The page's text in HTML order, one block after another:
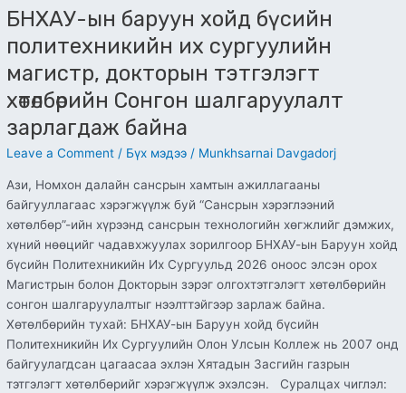
БНХАУ-ын баруун хойд бүсийн
политехникийн их сургуулийн
магистр, докторын тэтгэлэгт
хөтөлбөрийн Сонгон шалгаруулалт
зарлагдаж байна
Leave a Comment / Бүх мэдээ / Munkhsarnai Davgadorj
Ази, Номхон далайн сансрын хамтын ажиллагааны
байгууллагаас хэрэгжүүлж буй “Сансрын хэрэглээний
хөтөлбөр”-ийн хүрээнд сансрын технологийн хөгжлийг дэмжих,
хүний нөөцийг чадавхжуулах зорилгоор БНХАУ-ын Баруун хойд
бүсийн Политехникийн Их Сургуульд 2026 оноос элсэн орох
Магистрын болон Докторын зэрэг олгохтэтгэлэгт хөтөлбөрийн
сонгон шалгаруулалтыг нээлттэйгээр зарлаж байна.
Хөтөлбөрийн тухай: БНХАУ-ын Баруун хойд бүсийн
Политехникийн Их Сургуулийн Олон Улсын Коллеж нь 2007 онд
байгуулагдсан цагаасаа эхлэн Хятадын Засгийн газрын
тэтгэлэгт хөтөлбөрийг хэрэгжүүлж эхэлсэн. Суралцах чиглэл:
Сонгон
шалгаруулалт
зарлагдаж
байна